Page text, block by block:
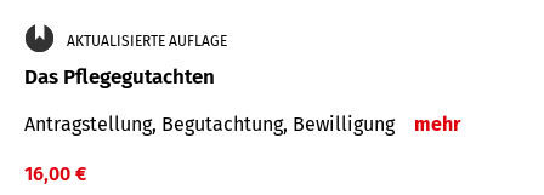
AKTUALISIERTE AUFLAGE
Das Pflegegutachten
Antragstellung, Begutachtung, Bewilligung mehr
16,00 €